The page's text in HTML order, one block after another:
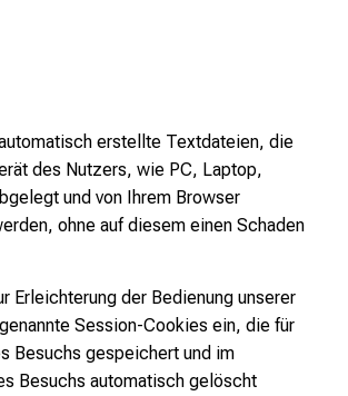
erstellte Textdateien, die
des Nutzers, wie PC, Laptop,
und von Ihrem Browser
ohne auf diesem einen Schaden
Erleichterung der Bedienung unserer
Session-Cookies ein, die für
Besuchs gespeichert und im
Besuchs automatisch gelöscht